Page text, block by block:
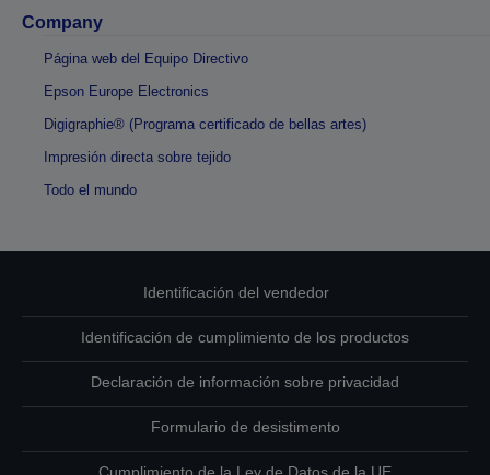
Company
Página web del Equipo Directivo
Epson Europe Electronics
Digigraphie® (Programa certificado de bellas artes)
Impresión directa sobre tejido
Todo el mundo
Identificación del vendedor
Identificación de cumplimiento de los productos
Declaración de información sobre privacidad
Formulario de desistimento